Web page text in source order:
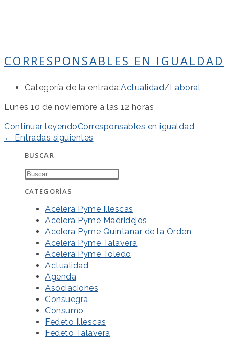
CORRESPONSABLES EN IGUALDAD
Categoría de la entrada:Actualidad/Laboral
Lunes 10 de noviembre a las 12 horas
Continuar leyendoCorresponsables en igualdad
← Entradas siguientes
BUSCAR
CATEGORÍAS
Acelera Pyme Illescas
Acelera Pyme Madridejos
Acelera Pyme Quintanar de la Orden
Acelera Pyme Talavera
Acelera Pyme Toledo
Actualidad
Agenda
Asociaciones
Consuegra
Consumo
Fedeto Illescas
Fedeto Talavera